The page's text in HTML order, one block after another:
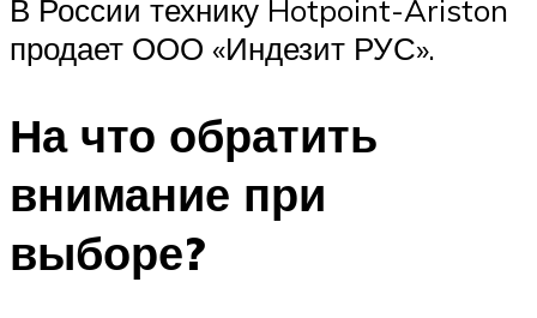
В России технику Hotpoint-Ariston
продает ООО «Индезит РУС».
На что обратить
внимание при
выборе?